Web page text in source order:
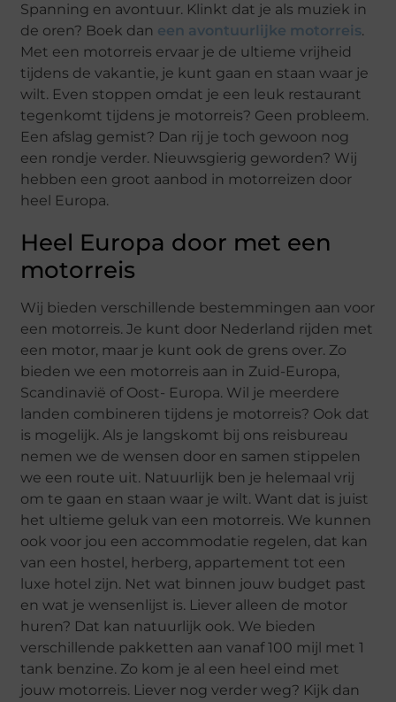
Spanning en avontuur. Klinkt dat je als muziek in
de oren? Boek dan een avontuurlijke motorreis.
Met een motorreis ervaar je de ultieme vrijheid
tijdens de vakantie, je kunt gaan en staan waar je
wilt. Even stoppen omdat je een leuk restaurant
tegenkomt tijdens je motorreis? Geen probleem.
Een afslag gemist? Dan rij je toch gewoon nog
een rondje verder. Nieuwsgierig geworden? Wij
hebben een groot aanbod in motorreizen door
heel Europa.
Heel Europa door met een
motorreis
Wij bieden verschillende bestemmingen aan voor
een motorreis. Je kunt door Nederland rijden met
een motor, maar je kunt ook de grens over. Zo
bieden we een motorreis aan in Zuid-Europa,
Scandinavië of Oost- Europa. Wil je meerdere
landen combineren tijdens je motorreis? Ook dat
is mogelijk. Als je langskomt bij ons reisbureau
nemen we de wensen door en samen stippelen
we een route uit. Natuurlijk ben je helemaal vrij
om te gaan en staan waar je wilt. Want dat is juist
het ultieme geluk van een motorreis. We kunnen
ook voor jou een accommodatie regelen, dat kan
van een hostel, herberg, appartement tot een
luxe hotel zijn. Net wat binnen jouw budget past
en wat je wensenlijst is. Liever alleen de motor
huren? Dat kan natuurlijk ook. We bieden
verschillende pakketten aan vanaf 100 mijl met 1
tank benzine. Zo kom je al een heel eind met
jouw motorreis. Liever nog verder weg? Kijk dan